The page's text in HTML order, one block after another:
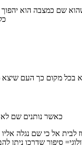
שהוא שם כמצבה הוא
כאשר נותנים שם